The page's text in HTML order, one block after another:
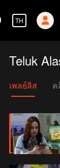
TH
Teluk
เพลย์ลิส ค